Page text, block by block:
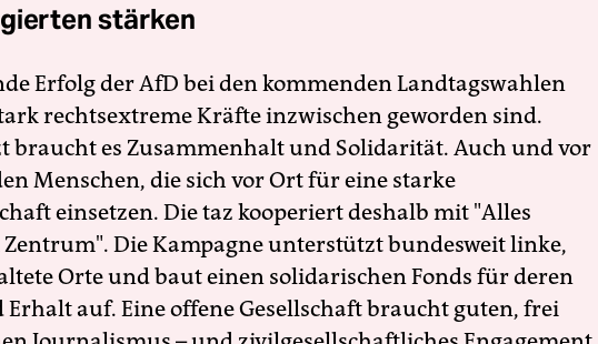
stärken
Erfolg der AfD bei den kommenden Landtagswahlen
rechtsextreme Kräfte inzwischen geworden sind.
braucht es Zusammenhalt und Solidarität. Auch und vor
Menschen, die sich vor Ort für eine starke
einsetzen. Die taz kooperiert deshalb mit "Alles
Die Kampagne unterstützt bundesweit linke,
Orte und baut einen solidarischen Fonds für deren
Erhalt auf. Eine offene Gesellschaft braucht guten, frei